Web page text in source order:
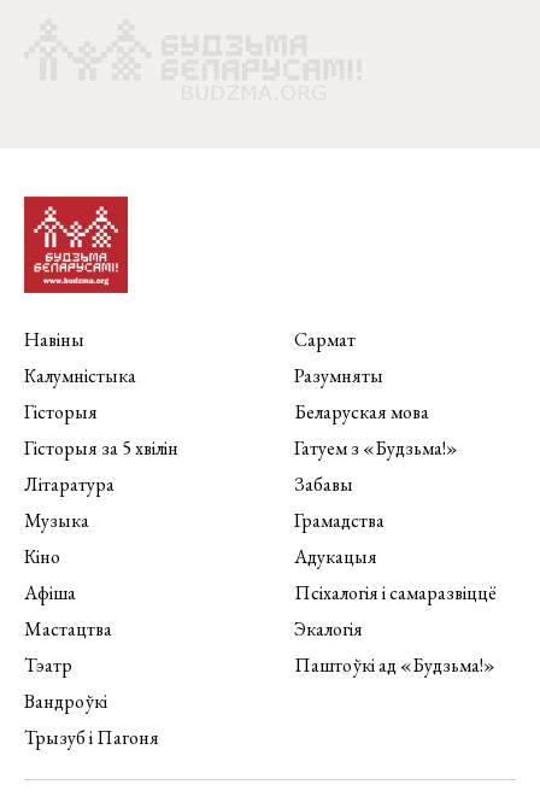
Навіны
Калумністыка
Гісторыя
Гісторыя за 5 хвілін
Літаратура
Музыка
Кіно
Афіша
Мастацтва
Тэатр
Вандроўкі
Трызуб і Пагоня
Сармат
Разумняты
Беларуская мова
Гатуем з «Будзьма!»
Забавы
Грамадства
Адукацыя
Псіхалогія і самаразвіццё
Экалогія
Паштоўкі ад «Будзьма!»